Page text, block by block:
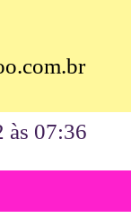
às 07:36